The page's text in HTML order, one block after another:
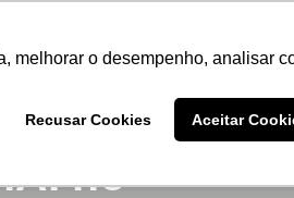
melhorar o desempenho, analisar
Recusar Cookies Aceitar
no